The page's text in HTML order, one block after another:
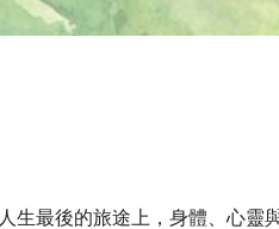
最後的旅途上，身體、心靈